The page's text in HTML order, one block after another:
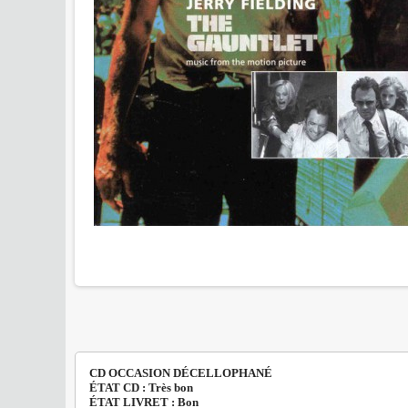
CD OCCASION DÉCELLOPHANÉ
ÉTAT CD : Très bon
ÉTAT LIVRET : Bon